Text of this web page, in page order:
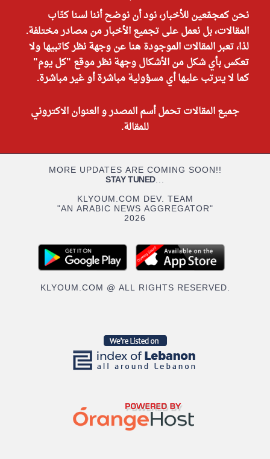
نحن كمجمّعين للأخبار، نود أن نوضح أننا لسنا كتّاب
المقالات، بل نعمل على تجميع الأخبار من مصادر مختلفة.
لذا، تعبر المقالات الموجودة هنا عن وجهة نظر كاتبيها ولا
تعكس بأي شكل من الأشكال وجهة نظر موقع "كل يوم"
كما لا يترتب عليها أي مسؤولية مباشرة أو غير مباشرة.
جميع المقالات تحمل أسم المصدر و العنوان الاكتروني
للمقالة.
MORE UPDATES ARE COMING SOON!!
STAY TUNED...
KLYOUM.COM DEV. TEAM
"AN ARABIC NEWS AGGREGATOR"
2026
KLYOUM.COM @ ALL RIGHTS RESERVED.